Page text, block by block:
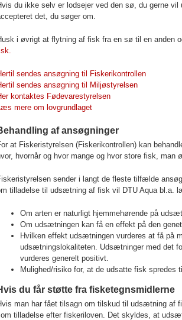
du ikke selv er lodsejer ved den sø, du gerne
det, du søger om.
i øvrigt at flytning af fisk fra en sø til en anden
sendes ansøgning til Fiskerikontrollen
sendes ansøgning til Miljøstyrelsen
kontaktes Fødevarestyrelsen
mere om lovgrundlaget
af ansøgninger
at Fiskeristyrelsen (Fiskerikontrollen) kan
hvornår og hvor mange og hvor store fisk, man
sender i langt de fleste tilfælde
tilladelse til udsætning af fisk vil DTU Aqua bl.a.
Om arten er naturligt hjemmehørende på
Om udsætningen kan få en effekt på den
Hvilken effekt udsætningen vurderes at få på
udsætningslokaliteten. Udsætninger med det
vurderes generelt positivt.
Mulighed/risiko for, at de udsatte fisk spredes
du får støtte fra fisketegnsmidlerne
man har fået tilsagn om tilskud til udsætning af
tilladelse efter fiskeriloven. Det skyldes, at